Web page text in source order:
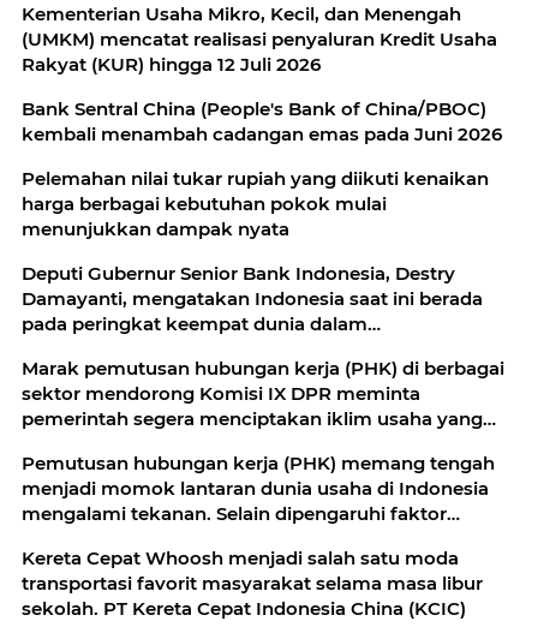
Kementerian Usaha Mikro, Kecil, dan Menengah
(UMKM) mencatat realisasi penyaluran Kredit Usaha
Rakyat (KUR) hingga 12 Juli 2026
Bank Sentral China (People's Bank of China/PBOC)
kembali menambah cadangan emas pada Juni 2026
Pelemahan nilai tukar rupiah yang diikuti kenaikan
harga berbagai kebutuhan pokok mulai
menunjukkan dampak nyata
Deputi Gubernur Senior Bank Indonesia, Destry
Damayanti, mengatakan Indonesia saat ini berada
pada peringkat keempat dunia dalam
Marak pemutusan hubungan kerja (PHK) di berbagai
sektor mendorong Komisi IX DPR meminta
pemerintah segera menciptakan iklim usaha yang
Pemutusan hubungan kerja (PHK) memang tengah
menjadi momok lantaran dunia usaha di Indonesia
mengalami tekanan. Selain dipengaruhi faktor
Kereta Cepat Whoosh menjadi salah satu moda
transportasi favorit masyarakat selama masa libur
sekolah. PT Kereta Cepat Indonesia China (KCIC)